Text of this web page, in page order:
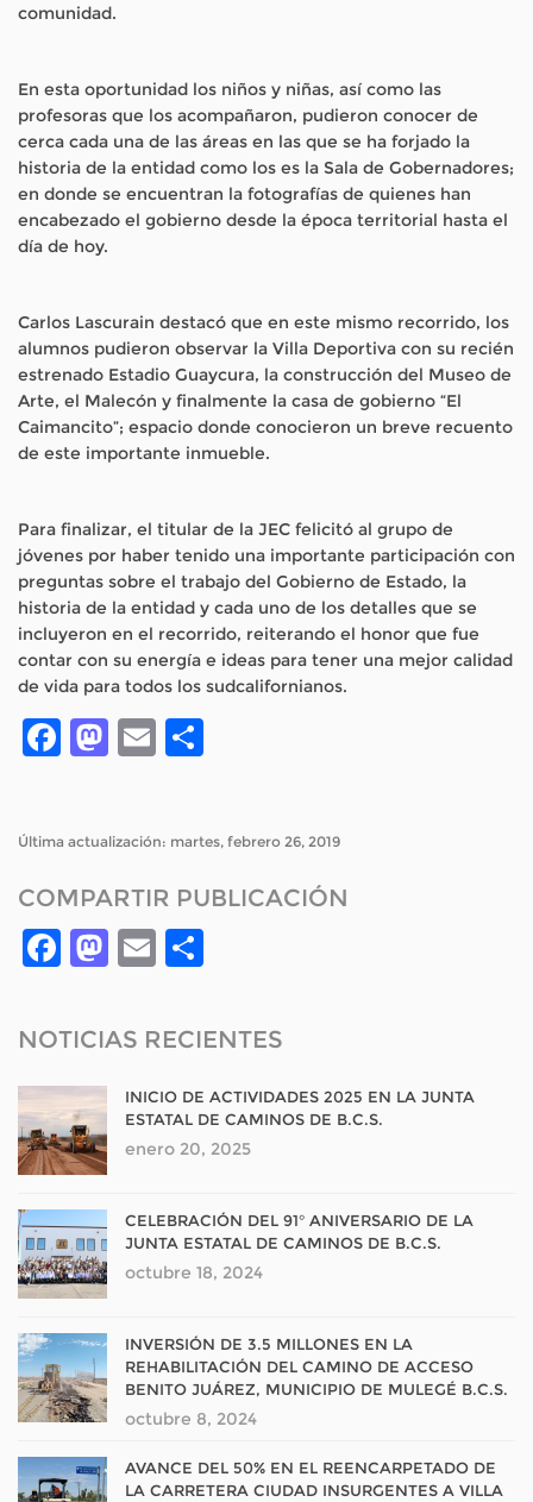
comunidad.
En esta oportunidad los niños y niñas, así como las
profesoras que los acompañaron, pudieron conocer de
cerca cada una de las áreas en las que se ha forjado la
historia de la entidad como los es la Sala de Gobernadores;
en donde se encuentran la fotografías de quienes han
encabezado el gobierno desde la época territorial hasta el
día de hoy.
Carlos Lascurain destacó que en este mismo recorrido, los
alumnos pudieron observar la Villa Deportiva con su recién
estrenado Estadio Guaycura, la construcción del Museo de
Arte, el Malecón y finalmente la casa de gobierno “El
Caimancito”; espacio donde conocieron un breve recuento
de este importante inmueble.
Para finalizar, el titular de la JEC felicitó al grupo de
jóvenes por haber tenido una importante participación con
preguntas sobre el trabajo del Gobierno de Estado, la
historia de la entidad y cada uno de los detalles que se
incluyeron en el recorrido, reiterando el honor que fue
contar con su energía e ideas para tener una mejor calidad
de vida para todos los sudcalifornianos.
Facebook
Mastodon
Email
Última actualización: martes, febrero 26, 2019
COMPARTIR PUBLICACIÓN
Facebook
Mastodon
Email
NOTICIAS RECIENTES
INICIO DE ACTIVIDADES 2025 EN LA JUNTA
ESTATAL DE CAMINOS DE B.C.S.
enero 20, 2025
CELEBRACIÓN DEL 91° ANIVERSARIO DE LA
JUNTA ESTATAL DE CAMINOS DE B.C.S.
octubre 18, 2024
INVERSIÓN DE 3.5 MILLONES EN LA
REHABILITACIÓN DEL CAMINO DE ACCESO
BENITO JUÁREZ, MUNICIPIO DE MULEGÉ B.C.S.
octubre 8, 2024
AVANCE DEL 50% EN EL REENCARPETADO DE
LA CARRETERA CIUDAD INSURGENTES A VILLA